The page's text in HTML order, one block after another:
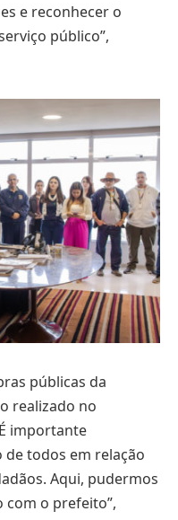
e reconhecer o
público”,
públicas da
realizado no
importante
todos em relação
Aqui, pudermos
com o prefeito”,